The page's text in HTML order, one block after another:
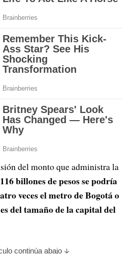
del monto que administra la
billones de pesos se podría
veces el metro de Bogotá o
del tamaño de la capital del
continúa abajo